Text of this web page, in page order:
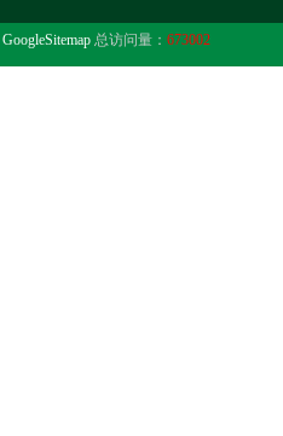
GoogleSitemap 总访问量： 673002